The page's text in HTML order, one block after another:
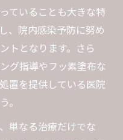
ていることも大きな特
、院内感染予防に努め
トとなります。さら
グ指導やフッ素塗布な
置を提供している医院
。
単なる治療だけでな